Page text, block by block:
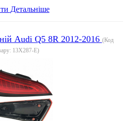
Детальніше
Audi Q5 8R 2012-2016 (Код
13X287-E)